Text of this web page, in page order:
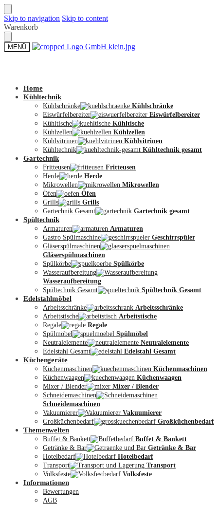
Skip to navigation Skip to content
Warenkorb
MENÜ
Zum Shop
Kontakt
Mein Konto
Home
Kühltechnik
Kühlschränke
Kühlschränke
Eiswürfelbereiter
Eiswürfelbereiter
Kühltische
Kühltische
Kühlzellen
Kühlzellen
Kühlvitrinen
Kühlvitrinen
Kühltechnik
Kühltechnik gesamt
Gartechnik
Fritteusen
Fritteusen
Herde
Herde
Mikrowellen
Mikrowellen
Öfen
Öfen
Grills
Grills
Gartechnik Gesamt
Gartechnik gesamt
Spültechnik
Armaturen
Armaturen
Gastro Spülmaschine
Geschirrspüler
Gläserspülmaschinen
Gläserspülmaschinen
Spülkörbe
Spülkörbe
Wasseraufbereitung
Wasseraufbereitung
Spültechnik Gesamt
Spültechnik Gesamt
Edelstahlmöbel
Arbeitsschränke
Arbeitsschränke
Arbeitstische
Arbeitstische
Regale
Regale
Spülmöbel
Spülmöbel
Neutralelemente
Neutralelemente
Edelstahl Gesamt
Edelstahl Gesamt
Küchengeräte
Küchenmaschinen
Küchenmaschinen
Küchenwaagen
Küchenwaagen
Mixer / Blender
Mixer / Blender
Schneidemaschinen
Schneidemaschinen
Vakuumierer
Vakuumierer
Großküchenbedarf
Großküchenbedarf
Themenwelten
Buffet & Bankett
Buffet & Bankett
Getränke & Bar
Getränke & Bar
Hotelbedarf
Hotelbedarf
Transport
Transport
Volksfeste
Volksfeste
Informationen
Bewertungen
AGB